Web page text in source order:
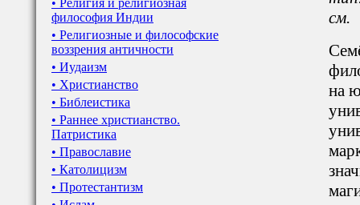
• Религия и религиозная
философия Индии
• Религиозные и философские
воззрения античности
• Иудаизм
• Христианство
• Библеистика
• Раннее христианство.
Патристика
• Православие
• Католицизм
• Протестантизм
см.
на